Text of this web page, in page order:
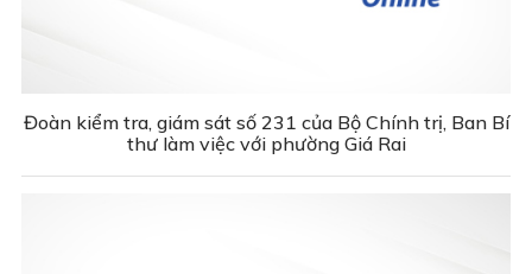
Đoàn kiểm tra, giám sát số 231 của Bộ Chính trị, Ban Bí
thư làm việc với phường Giá Rai